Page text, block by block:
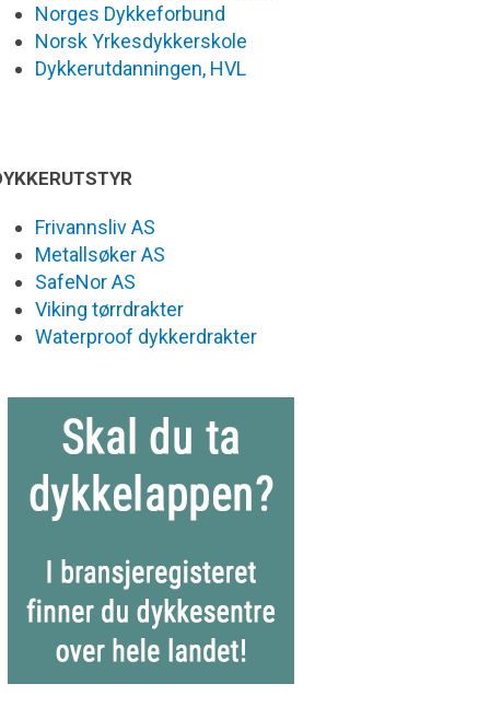
Norges Dykkeforbund
Norsk Yrkesdykkerskole
Dykkerutdanningen, HVL
Frivannsliv AS
Metallsøker AS
SafeNor AS
Viking tørrdrakter
Waterproof dykkerdrakter